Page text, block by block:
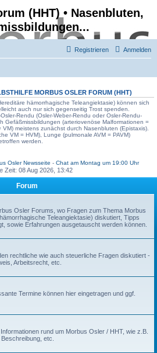
(HHT) • Nasenbluten,
Anmelden
Registrieren
MORBUS OSLER FORUM (HHT)
hämorrhagische Teleangiektasie) können sich
auch nur sich gegenseitig Trost spenden.
Rendu (Osler-Weber-Rendu oder Osler-Rendu-
Gefäßmissbildungen (arteriovenöse Malformationen =
meistens zunächst durch Nasenbluten (Epistaxis).
VM = HVM), Lunge (pulmonale AVM = PAVM)
werden.
Osler Newsseite - Chat am Montag um 19:00 Uhr
Zeit: 08 Aug 2026, 13:42
Forum
Osler Forums, wo Fragen zum Thema Morbus
Teleangiektasie) diskutiert, Tipps
sowie Erfahrungen ausgetauscht werden können.
rechtliche wie auch steuerliche Fragen diskutiert -
Arbeitsrecht, etc.
Termine können hier eingetragen und ggf.
rund um Morbus Osler / HHT, wie z.B.
etc.